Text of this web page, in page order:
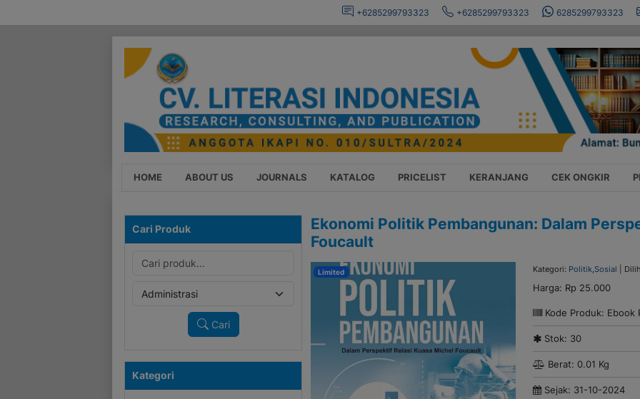
+6285299793323 +6285299793323 6285299793323
HOME ABOUT US JOURNALS KATALOG PRICELIST KERANJANG CEK ONGKIR
Ekonomi Politik Pembangunan: Dalam
Foucault
Limited Kategori: Politik,Sosial |
Harga: Rp 25.000
Kode Produk: Ebook
Stok: 30
Berat: 0.01 Kg
Sejak: 31-10-2024
Cari Produk
Cari
Kategori